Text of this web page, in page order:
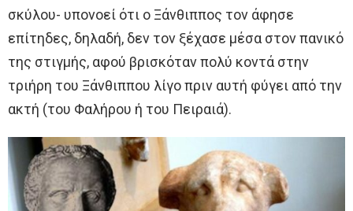
σκύλου- υπονοεί ότι ο Ξάνθιππος τον άφησε
επίτηδες, δηλαδή, δεν τον ξέχασε μέσα στον πανικό
της στιγμής, αφού βρισκόταν πολύ κοντά στην
τριήρη του Ξάνθιππου λίγο πριν αυτή φύγει από την
ακτή (του Φαλήρου ή του Πειραιά).